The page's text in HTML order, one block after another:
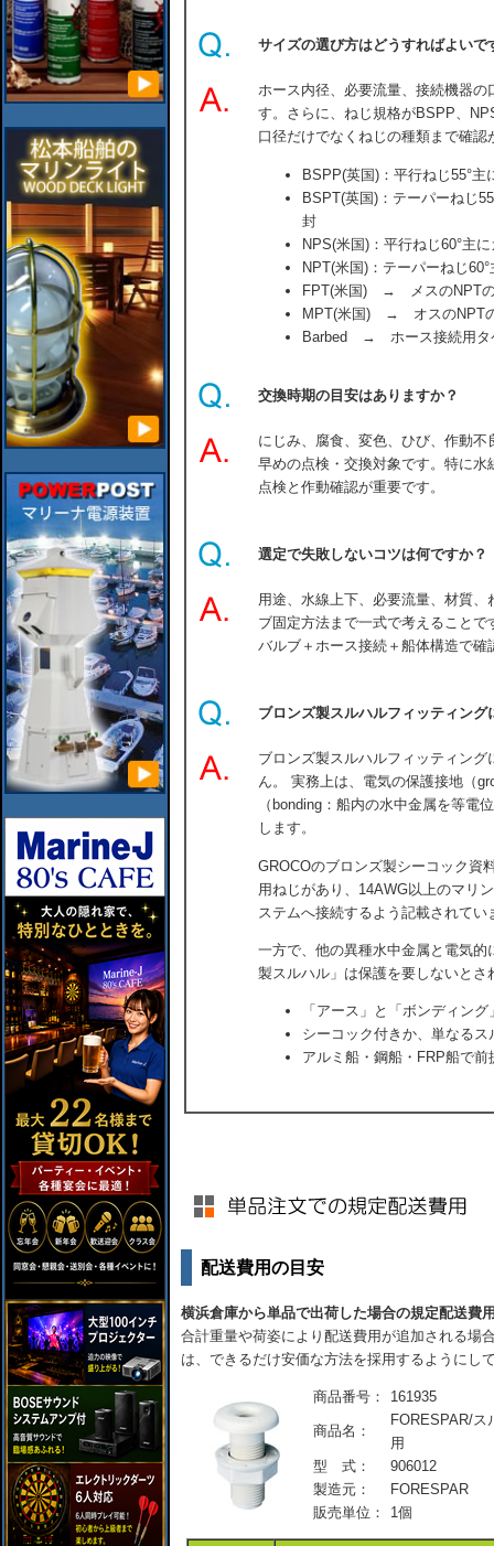
サイズの選び方はどうすればよいで
ホース内径、必要流量、接続機器
す。さらに、ねじ規格がBSPP、
口径だけでなくねじの種類まで確認
BSPP(英国)：平行ねじ55°
BSPT(英国)：テーパーねじ
封
NPS(米国)：平行ねじ60°主
NPT(米国)：テーパーねじ
FPT(米国) → メスのNPT
MPT(米国) → オスのNPT
Barbed → ホース接続用タ
交換時期の目安はありますか？
にじみ、腐食、変色、ひび、作動
早めの点検・交換対象です。特に
点検と作動確認が重要です。
選定で失敗しないコツは何ですか？
用途、水線上下、必要流量、材質
ブ固定方法まで一式で考えること
バルブ＋ホース接続＋船体構造で
ブロンズ製スルハルフィッティング
ブロンズ製スルハルフィッティン
ん。 実務上は、電気の保護接地（
（bonding：船内の水中金属を等電
します。
GROCOのブロンズ製シーコック資
用ねじがあり、14AWG以上のマリ
ステムへ接続するよう記載されてい
一方で、他の異種水中金属と電気
製スルハル」は保護を要しないとさ
「アース」と「ボンディン
シーコック付きか、単なる
アルミ船・鋼船・FRP船で前
配送費用の目安
横浜倉庫から単品で出荷した場合の規定配送費
合計重量や荷姿により配送費用が追加される場
は、できるだけ安価な方法を採用するようにし
商品番号： 161935
商品名：
FORESPAR/ス
用
型 式：
906012
製造元：
FORESPAR
販売単位：
1個